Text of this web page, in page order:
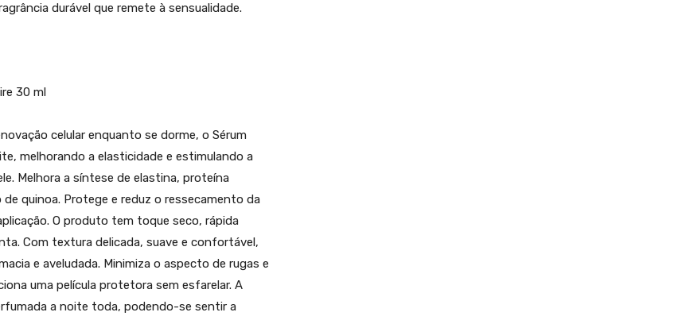
durável que remete à sensualidade.
30 ml
celular enquanto se dorme, o Sérum
melhorando a elasticidade e estimulando a
Melhora a síntese de elastina, proteína
quinoa. Protege e reduz o ressecamento da
O produto tem toque seco, rápida
Com textura delicada, suave e confortável,
e aveludada. Minimiza o aspecto de rugas e
uma película protetora sem esfarelar. A
a noite toda, podendo-se sentir a